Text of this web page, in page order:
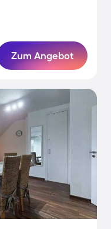
Zum Angebot